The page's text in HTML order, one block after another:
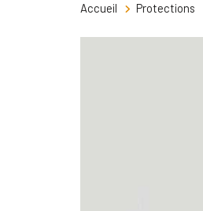
Accueil Protections